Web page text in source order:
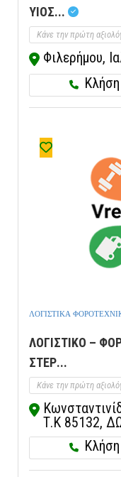
ΥΙΟΣ...
Κάνε την πρώτη
Φιλερήμου,
Κλήση
ΛΟΓΙΣΤΙΚΑ
ΛΟΓΙΣΤΙΚΟ –
ΣΤΕΡ...
Κάνε την πρώτη
Τ.Κ 85132,
Κλήση